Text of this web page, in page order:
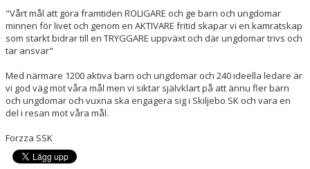
"Vårt mål att göra framtiden ROLIGARE och ge barn och ungdomar
minnen för livet och genom en AKTIVARE fritid skapar vi en kamratskap
som starkt bidrar till en TRYGGARE uppväxt och där ungdomar trivs och
tar ansvar"
Med närmare 1200 aktiva barn och ungdomar och 240 ideella ledare är
vi god väg mot våra mål men vi siktar självklart på att ännu fler barn
och ungdomar och vuxna ska engagera sig i Skiljebo SK och vara en
del i resan mot våra mål.
Forzza SSK